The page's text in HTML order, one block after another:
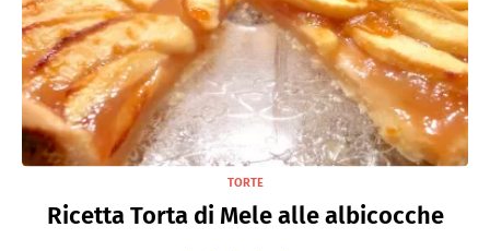
TORTE
Ricetta Torta di Mele alle albicocche